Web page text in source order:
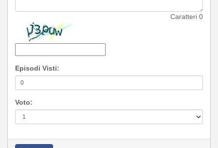
Caratteri 0
Episodi Visti:
Voto: